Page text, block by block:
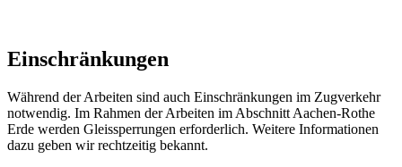
Einschränkungen
Während der Arbeiten sind auch Einschränkungen im Zugverkehr
notwendig. Im Rahmen der Arbeiten im Abschnitt Aachen-Rothe
Erde werden Gleissperrungen erforderlich. Weitere Informationen
dazu geben wir rechtzeitig bekannt.